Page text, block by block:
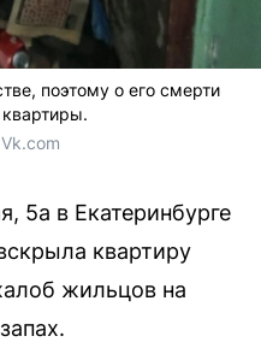
поэтому о его смерти
5а в Екатеринбурге
квартиру
жильцов на